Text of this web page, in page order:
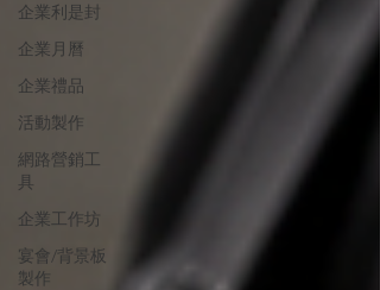
企業利是封
企業月曆
企業禮品
活動製作
網路營銷工
具
企業工作坊
宴會/背景板
製作